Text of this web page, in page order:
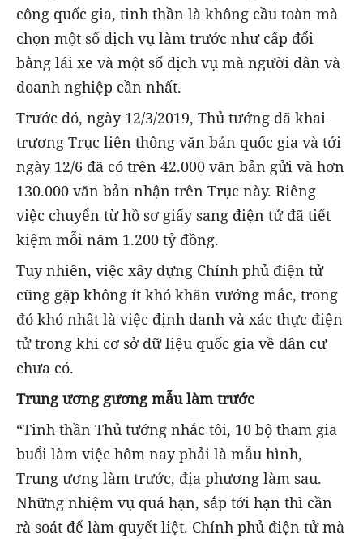
công quốc gia, tinh thần là không cầu toàn mà
chọn một số dịch vụ làm trước như cấp đổi
bằng lái xe và một số dịch vụ mà người dân và
doanh nghiệp cần nhất.
Trước đó, ngày 12/3/2019, Thủ tướng đã khai
trương Trục liên thông văn bản quốc gia và tới
ngày 12/6 đã có trên 42.000 văn bản gửi và hơn
130.000 văn bản nhận trên Trục này. Riêng
việc chuyển từ hồ sơ giấy sang điện tử đã tiết
kiệm mỗi năm 1.200 tỷ đồng.
Tuy nhiên, việc xây dựng Chính phủ điện tử
cũng gặp không ít khó khăn vướng mắc, trong
đó khó nhất là việc định danh và xác thực điện
tử trong khi cơ sở dữ liệu quốc gia về dân cư
chưa có.
Trung ương gương mẫu làm trước
“Tinh thần Thủ tướng nhắc tôi, 10 bộ tham gia
buổi làm việc hôm nay phải là mẫu hình,
Trung ương làm trước, địa phương làm sau.
Những nhiệm vụ quá hạn, sắp tới hạn thì cần
rà soát để làm quyết liệt. Chính phủ điện tử mà